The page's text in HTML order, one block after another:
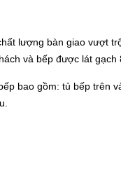
lượng bàn giao vượt
và bếp được lát
bao gồm: tủ bếp